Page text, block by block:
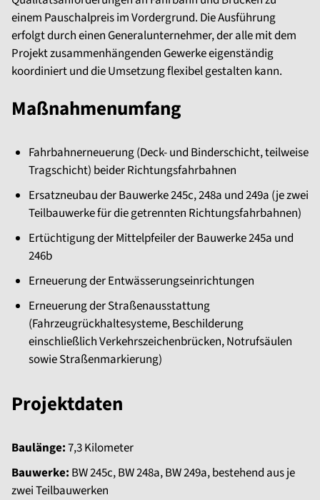
einem Pauschalpreis im Vordergrund. Die Ausführung
erfolgt durch einen Generalunternehmer, der alle mit dem
Projekt zusammenhängenden Gewerke eigenständig
koordiniert und die Umsetzung flexibel gestalten kann.
Maßnahmenumfang
Fahrbahnerneuerung (Deck- und Binderschicht, teilweise
Tragschicht) beider Richtungsfahrbahnen
Ersatzneubau der Bauwerke 245c, 248a und 249a (je zwei
Teilbauwerke für die getrennten Richtungsfahrbahnen)
Ertüchtigung der Mittelpfeiler der Bauwerke 245a und
246b
Erneuerung der Entwässerungseinrichtungen
Erneuerung der Straßenausstattung
(Fahrzeugrückhaltesysteme, Beschilderung
einschließlich Verkehrszeichenbrücken, Notrufsäulen
sowie Straßenmarkierung)
Projektdaten
Baulänge:7,3 Kilometer
Bauwerke: BW 245c, BW 248a, BW 249a, bestehend aus je
zwei Teilbauwerken